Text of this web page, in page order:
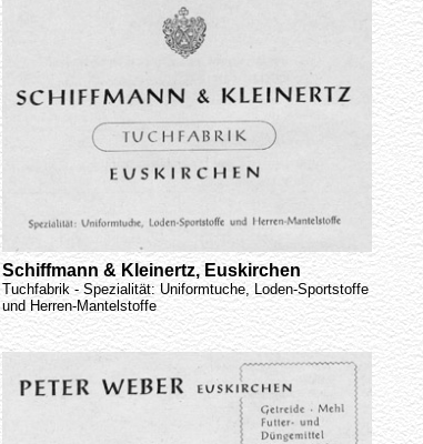
Schiffmann & Kleinertz, Euskirchen
Tuchfabrik - Spezialität: Uniformtuche, Loden-Sportstoffe
und Herren-Mantelstoffe